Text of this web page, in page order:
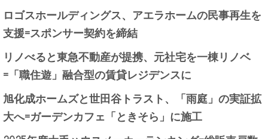
ロゴスホールディングス、アエラホームの民事再生を
支援=スポンサー契約を締結
リノべると東急不動産が提携、元社宅を一棟リノベ
=「職住遊」融合型の賃貸レジデンスに
旭化成ホームズと世田谷トラスト、「雨庭」の実証拡
大へ=ガーデンカフェ「ときそら」に施工